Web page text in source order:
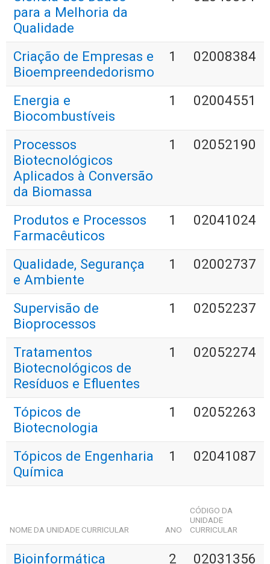
para a Melhoria da
Qualidade
Criação de Empresas e
Bioempreendedorismo
1 02008384
Energia e
Biocombustíveis
1 02004551
Processos
Biotecnológicos
Aplicados à Conversão
da Biomassa
1 02052190
Produtos e Processos
Farmacêuticos
1 02041024
Qualidade, Segurança
e Ambiente
1 02002737
Supervisão de
Bioprocessos
1 02052237
Tratamentos
Biotecnológicos de
Resíduos e Efluentes
1 02052274
Tópicos de
Biotecnologia
1 02052263
Tópicos de Engenharia
Química
1 02041087
NOME DA UNIDADE CURRICULAR ANO
CÓDIGO DA
UNIDADE
CURRICULAR
Bioinformática 2 02031356